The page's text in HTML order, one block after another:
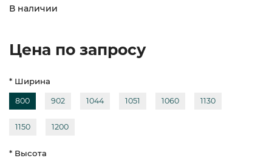
В наличии
Цена по запросу
* Ширина
800 902 1044 1051 1060 1130
1150 1200
* Высота